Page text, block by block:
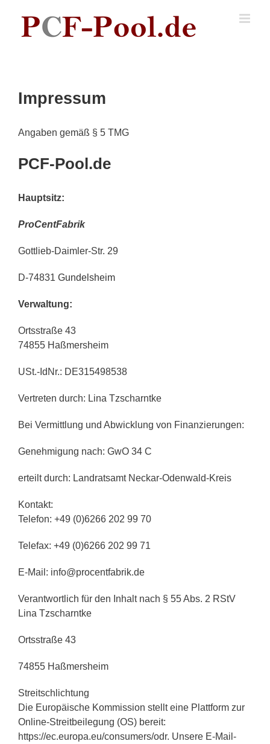
content
Impressum
Angaben gemäß § 5 TMG
PCF-Pool.de
Hauptsitz:
ProCentFabrik
Gottlieb-Daimler-Str. 29
D-74831 Gundelsheim
Verwaltung:
Ortsstraße 43
74855 Haßmersheim
USt.-IdNr.: DE315498538
Vertreten durch: Lina Tzscharntke
Bei Vermittlung und Abwicklung von Finanzierungen:
Genehmigung nach: GwO 34 C
erteilt durch: Landratsamt Neckar-Odenwald-Kreis
Kontakt:
Telefon: +49 (0)6266 202 99 70
Telefax: +49 (0)6266 202 99 71
E-Mail: info@procentfabrik.de
Verantwortlich für den Inhalt nach § 55 Abs. 2 RStV
Lina Tzscharntke
Ortsstraße 43
74855 Haßmersheim
Streitschlichtung
Die Europäische Kommission stellt eine Plattform zur
Online-Streitbeilegung (OS) bereit:
https://ec.europa.eu/consumers/odr. Unsere E-Mail-